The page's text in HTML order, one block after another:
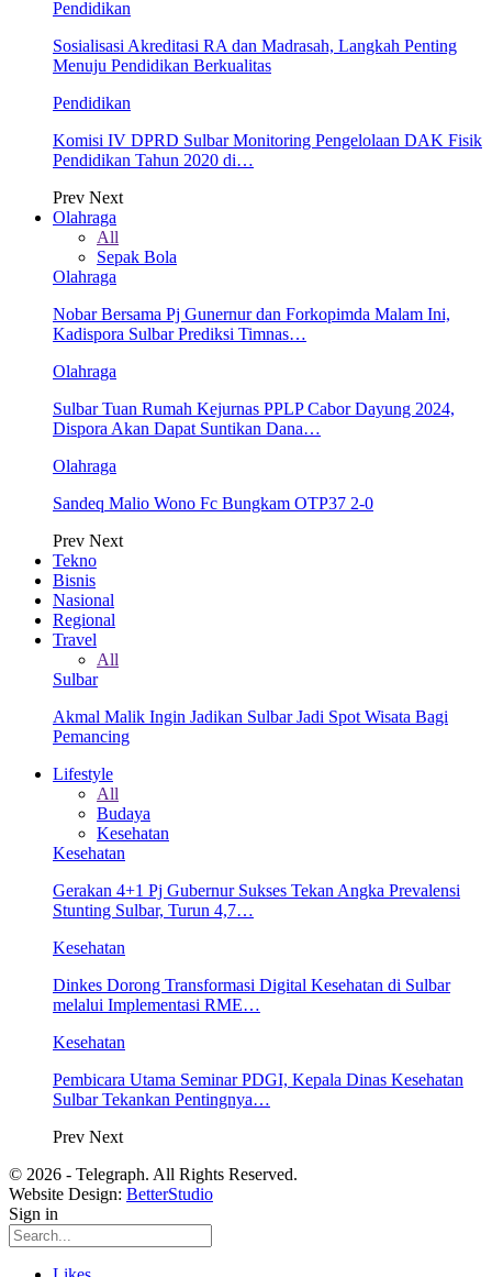
Pendidikan
Sosialisasi Akreditasi RA dan Madrasah, Langkah Penting
Menuju Pendidikan Berkualitas
Pendidikan
Komisi IV DPRD Sulbar Monitoring Pengelolaan DAK Fisik
Pendidikan Tahun 2020 di…
Prev Next
Olahraga
All
Sepak Bola
Olahraga
Nobar Bersama Pj Gunernur dan Forkopimda Malam Ini,
Kadispora Sulbar Prediksi Timnas…
Olahraga
Sulbar Tuan Rumah Kejurnas PPLP Cabor Dayung 2024,
Dispora Akan Dapat Suntikan Dana…
Olahraga
Sandeq Malio Wono Fc Bungkam OTP37 2-0
Prev Next
Tekno
Bisnis
Nasional
Regional
Travel
All
Sulbar
Akmal Malik Ingin Jadikan Sulbar Jadi Spot Wisata Bagi
Pemancing
Lifestyle
All
Budaya
Kesehatan
Kesehatan
Gerakan 4+1 Pj Gubernur Sukses Tekan Angka Prevalensi
Stunting Sulbar, Turun 4,7…
Kesehatan
Dinkes Dorong Transformasi Digital Kesehatan di Sulbar
melalui Implementasi RME…
Kesehatan
Pembicara Utama Seminar PDGI, Kepala Dinas Kesehatan
Sulbar Tekankan Pentingnya…
Prev Next
© 2026 - Telegraph. All Rights Reserved.
Website Design: BetterStudio
Sign in